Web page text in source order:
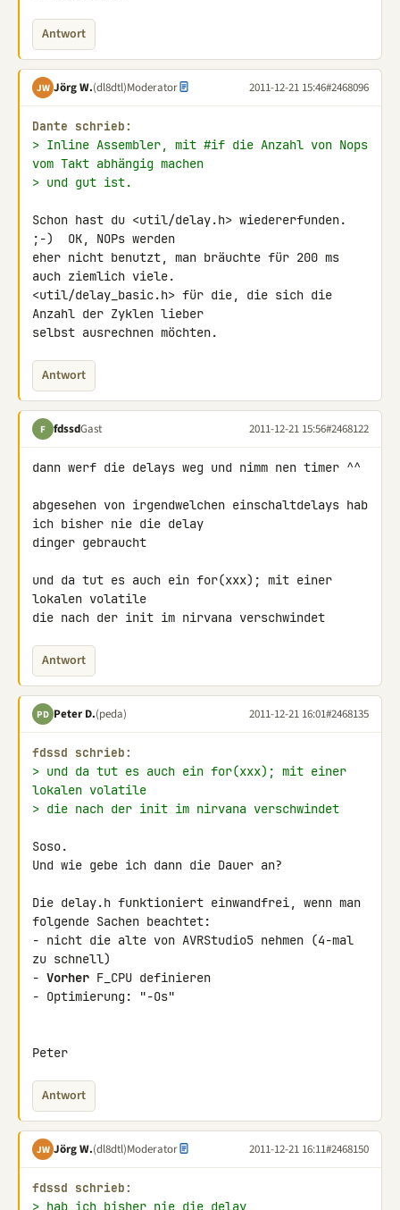
Antwort
JW Jörg W.(dl8dtl)Moderator 2011-12-21 15:46#2468096
Dante schrieb:
> Inline Assembler, mit #if die Anzahl von Nops
vom Takt abhängig machen
> und gut ist.
Schon hast du <util/delay.h> wiedererfunden.
;-)  OK, NOPs werden
eher nicht benutzt, man bräuchte für 200 ms
auch ziemlich viele.
<util/delay_basic.h> für die, die sich die
Anzahl der Zyklen lieber
selbst ausrechnen möchten.
Antwort
F fdssdGast 2011-12-21 15:56#2468122
dann werf die delays weg und nimm nen timer ^^
abgesehen von irgendwelchen einschaltdelays hab
ich bisher nie die delay
dinger gebraucht
und da tut es auch ein for(xxx); mit einer
lokalen volatile
die nach der init im nirvana verschwindet
Antwort
PD Peter D.(peda) 2011-12-21 16:01#2468135
fdssd schrieb:
> und da tut es auch ein for(xxx); mit einer
lokalen volatile
> die nach der init im nirvana verschwindet
Soso.
Und wie gebe ich dann die Dauer an?
Die delay.h funktioniert einwandfrei, wenn man
folgende Sachen beachtet:
- nicht die alte von AVRStudio5 nehmen (4-mal
zu schnell)
- Vorher F_CPU definieren
- Optimierung: "-Os"
Peter
Antwort
JW Jörg W.(dl8dtl)Moderator 2011-12-21 16:11#2468150
fdssd schrieb:
> hab ich bisher nie die delay